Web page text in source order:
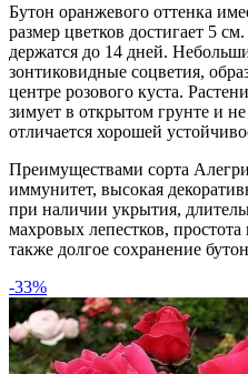
Бутон оранжевого оттенка
размер цветков достигает 5
держатся до 14 дней.
зонтиковидные соцветия,
центре розового куста.
зимует в открытом грунте и не
отличается хорошей
Преимуществами сорта
иммунитет, высокая
при наличии укрытия,
махровых лепестков,
также долгое сохранение
-33%